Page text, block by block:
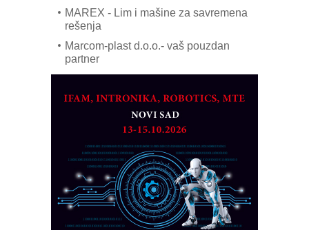
MAREX - Lim i mašine za savremena
rešenja
Marcom-plast d.o.o.- vaš pouzdan
partner
obradu!
Razvoj asortimanskog pravca MINI-
PLC AKYTEC
AUKOM: Svetski standard metrologije
dostupan u Srbiji
MOTOMAN – NEXT-Robotika vođena
veštačkom inteligencijom
I.SAFE MOBILE revolucioniše
industrijsku automatizaciju